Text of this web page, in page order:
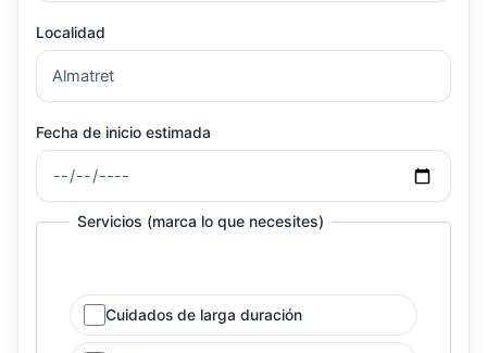
Localidad
Fecha de inicio estimada
Servicios (marca lo que necesites)
Cuidados de larga duración